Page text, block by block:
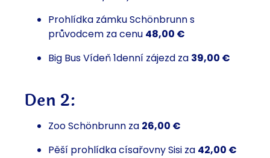
Prohlídka zámku Schönbrunn s
průvodcem za cenu 48,00 €
Big Bus Vídeň 1denní zájezd za 39,00 €
Den 2:
Zoo Schönbrunn za 26,00 €
Pěší prohlídka císařovny Sisi za 42,00 €